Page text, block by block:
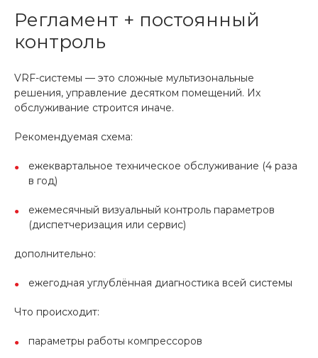
Регламент + постоянный
контроль
VRF-системы — это сложные мультизональные
решения, управление десятком помещений. Их
обслуживание строится иначе.
Рекомендуемая схема:
ежеквартальное техническое обслуживание (4 раза
в год)
ежемесячный визуальный контроль параметров
(диспетчеризация или сервис)
дополнительно:
ежегодная углублённая диагностика всей системы
Что происходит:
параметры работы компрессоров